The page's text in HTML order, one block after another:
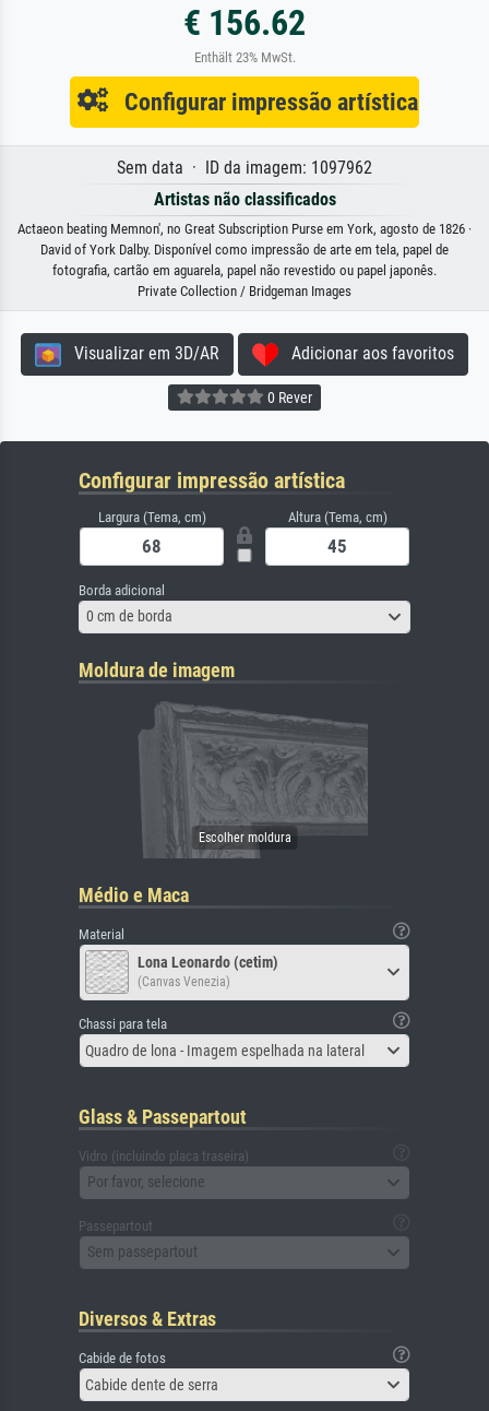
€ 156.62
Enthält 23% MwSt.
Configurar impressão artística
Sem data · ID da imagem: 1097962
Artistas não classificados
Actaeon beating Memnon', no Great Subscription Purse em York, agosto de 1826 ·
David of York Dalby. Disponível como impressão de arte em tela, papel de
fotografia, cartão em aguarela, papel não revestido ou papel japonês.
Private Collection / Bridgeman Images
Visualizar em 3D/AR Adicionar aos favoritos
0 Rever
Configurar impressão artística
Largura (Tema, cm) Altura (Tema, cm)
Borda adicional
0 cm de borda
Moldura de imagem
Médio e Maca
Material
Lona Leonardo (cetim)
(Canvas Venezia)
Chassi para tela
Quadro de lona - Imagem espelhada na lateral
Glass & Passepartout
Vidro (incluindo placa traseira)
Por favor, selecione
Passepartout
Sem passepartout
Diversos & Extras
Cabide de fotos
Cabide dente de serra